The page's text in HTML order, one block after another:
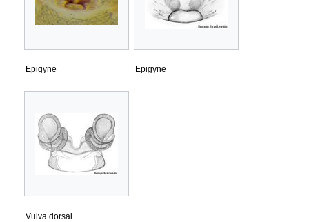
Epigyne Epigyne
Vulva dorsal